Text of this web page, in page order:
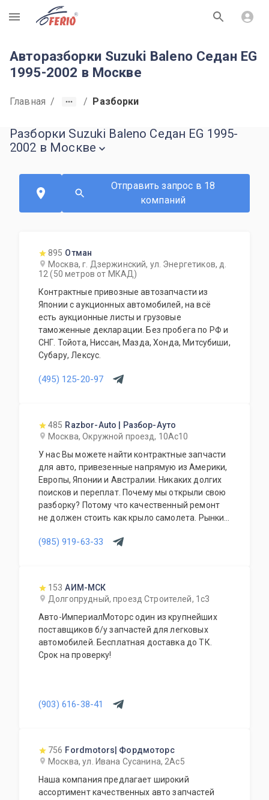
R
Авторазборки Suzuki Baleno Седан EG
1995-2002 в Москве
Главная / / Разборки
Разборки Suzuki Baleno Седан EG 1995-
2002 в Москве
Отправить запрос в 18
компаний
895 Отман
Москва, г. Дзержинский, ул. Энергетиков, д.
12 (50 метров от МКАД)
Контрактные привозные автозапчасти из
Японии с аукционных автомобилей, на всё
есть аукционные листы и грузовые
таможенные декларации. Без пробега по РФ и
СНГ. Тойота, Ниссан, Мазда, Хонда, Митсубиши,
Субару, Лексус.
(495) 125-20-97
485 Razbor-Auto | Разбор-Ауто
Москва, Окружной проезд, 10Ас10
У нас Вы можете найти контрактные запчасти
для авто, привезенные напрямую из Америки,
Европы, Японии и Австралии. Никаких долгих
поисков и переплат. Почему мы открыли свою
разборку? Потому что качественный ремонт
не должен стоить как крыло самолета. Рынки
отличных доноров с живыми узлами. Мы
(985) 919-63-33
153 АИМ-МСК
Долгопрудный, проезд Строителей, 1с3
Авто-ИмпериалМоторс один из крупнейших
поставщиков б/у запчастей для легковых
автомобилей. Бесплатная доставка до ТК.
Срок на проверку!
(903) 616-38-41
756 Fordmotors| Фордмоторс
Москва, ул. Ивана Сусанина, 2Ас5
Наша компания предлагает широкий
ассортимент качественных авто запчастей